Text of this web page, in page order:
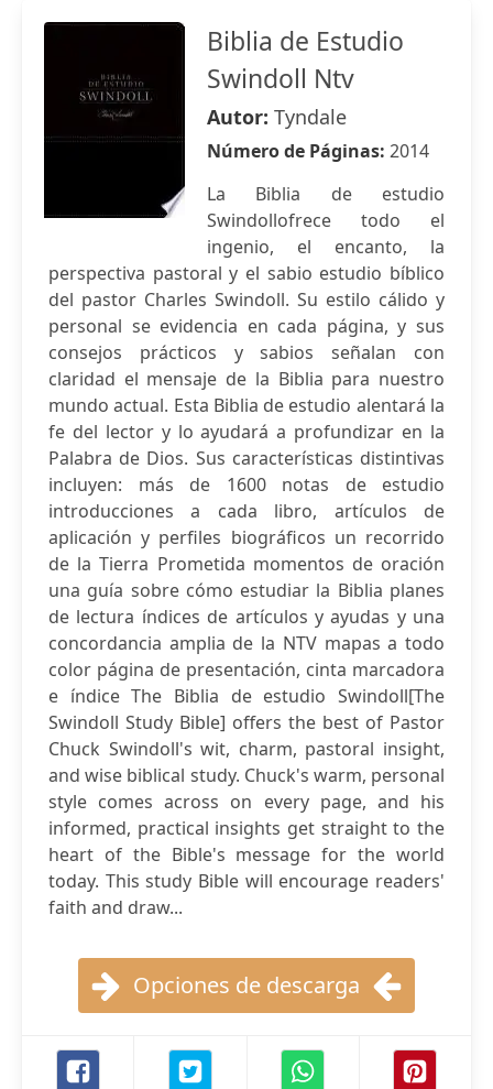
Biblia de Estudio
Swindoll Ntv
Autor: Tyndale
Número de Páginas: 2014
La Biblia de estudio
Swindollofrece todo el
ingenio, el encanto, la
perspectiva pastoral y el sabio estudio bíblico
del pastor Charles Swindoll. Su estilo cálido y
personal se evidencia en cada página, y sus
consejos prácticos y sabios señalan con
claridad el mensaje de la Biblia para nuestro
mundo actual. Esta Biblia de estudio alentará la
fe del lector y lo ayudará a profundizar en la
Palabra de Dios. Sus características distintivas
incluyen: más de 1600 notas de estudio
introducciones a cada libro, artículos de
aplicación y perfiles biográficos un recorrido
de la Tierra Prometida momentos de oración
una guía sobre cómo estudiar la Biblia planes
de lectura índices de artículos y ayudas y una
concordancia amplia de la NTV mapas a todo
color página de presentación, cinta marcadora
e índice The Biblia de estudio Swindoll[The
Swindoll Study Bible] offers the best of Pastor
Chuck Swindoll's wit, charm, pastoral insight,
and wise biblical study. Chuck's warm, personal
style comes across on every page, and his
informed, practical insights get straight to the
heart of the Bible's message for the world
today. This study Bible will encourage readers'
faith and draw...
Opciones de descarga